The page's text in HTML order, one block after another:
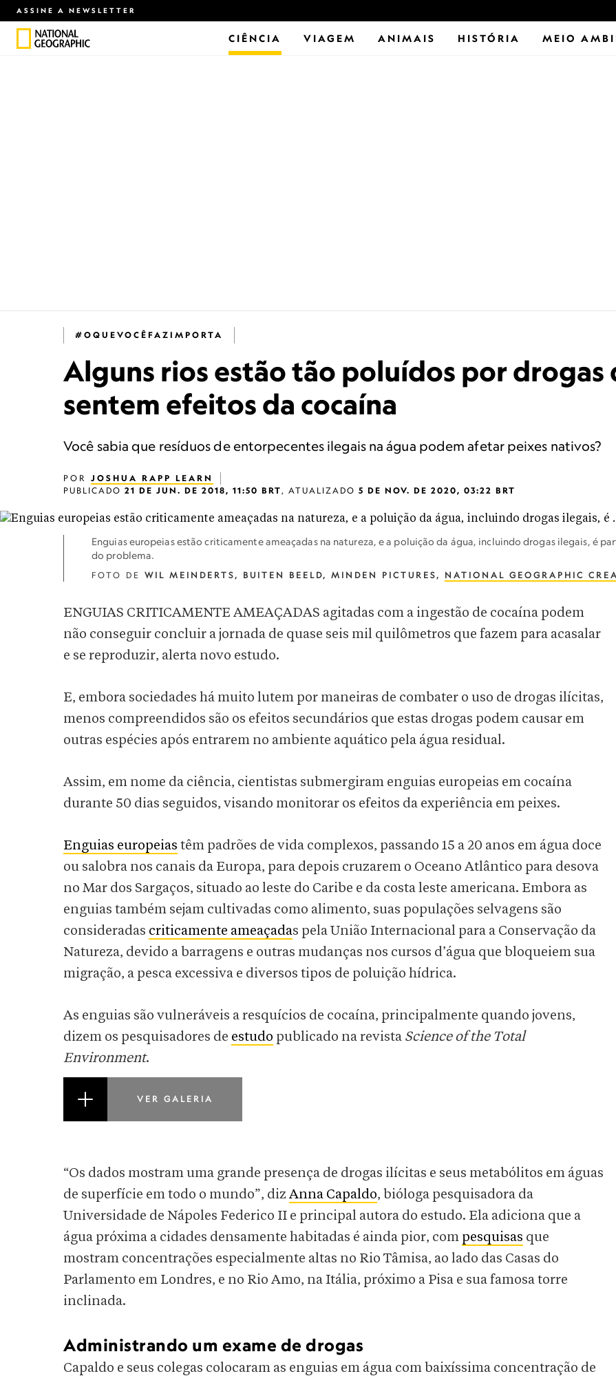
ASSINE A NEWSLETTER
CIÊNCIA VIAGEM ANIMAIS HISTÓRIA MEIO
#OQUEVOCÊFAZIMPORTA
Alguns rios estão tão poluídos por drogas
sentem efeitos da cocaína
Você sabia que resíduos de entorpecentes ilegais na água podem afetar peixes nativos?
POR JOSHUA RAPP LEARN
PUBLICADO 21 DE JUN. DE 2018, 11:50 BRT, ATUALIZADO 5 DE NOV. DE 2020, 03:22 BRT
Enguias europeias estão criticamente ameaçadas na natureza, e a poluição da água, incluindo drogas ilegais, é
do problema.
FOTO DE WIL MEINDERTS, BUITEN BEELD, MINDEN PICTURES, NATIONAL GEOGRAPHIC
ENGUIAS CRITICAMENTE AMEAÇADAS agitadas com a ingestão de cocaína podem
não conseguir concluir a jornada de quase seis mil quilômetros que fazem para acasalar
e se reproduzir, alerta novo estudo.
E, embora sociedades há muito lutem por maneiras de combater o uso de drogas ilícitas,
menos compreendidos são os efeitos secundários que estas drogas podem causar em
outras espécies após entrarem no ambiente aquático pela água residual.
Assim, em nome da ciência, cientistas submergiram enguias europeias em cocaína
durante 50 dias seguidos, visando monitorar os efeitos da experiência em peixes.
Enguias europeias têm padrões de vida complexos, passando 15 a 20 anos em água doce
ou salobra nos canais da Europa, para depois cruzarem o Oceano Atlântico para desova
no Mar dos Sargaços, situado ao leste do Caribe e da costa leste americana. Embora as
enguias também sejam cultivadas como alimento, suas populações selvagens são
consideradas criticamente ameaçadas pela União Internacional para a Conservação da
Natureza, devido a barragens e outras mudanças nos cursos d’água que bloqueiem sua
migração, a pesca excessiva e diversos tipos de poluição hídrica.
As enguias são vulneráveis a resquícios de cocaína, principalmente quando jovens,
dizem os pesquisadores de estudo publicado na revista Science of the Total
Environment.
VER GALERIA
“Os dados mostram uma grande presença de drogas ilícitas e seus metabólitos em águas
de superfície em todo o mundo”, dizAnna Capaldo, bióloga pesquisadora da
Universidade de Nápoles Federico II e principal autora do estudo. Ela adiciona que a
água próxima a cidades densamente habitadas é ainda pior, com pesquisas que
mostram concentrações especialmente altas no Rio Tâmisa, ao lado das Casas do
Parlamento em Londres, e no Rio Amo, na Itália, próximo a Pisa e sua famosa torre
inclinada.
Administrando um exame de drogas
Capaldo e seus colegas colocaram as enguias em água com baixíssima concentração de